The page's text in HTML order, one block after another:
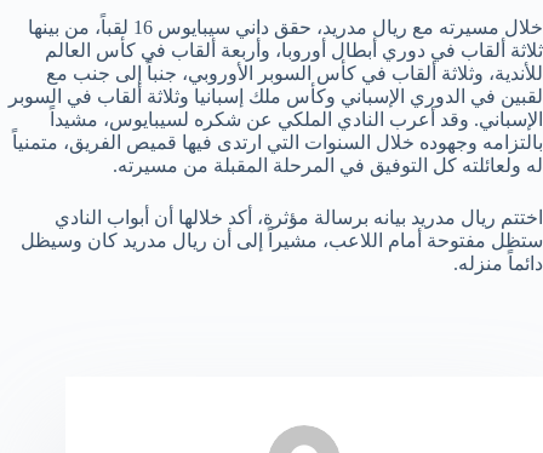
خلال مسيرته مع ريال مدريد، حقق داني سيبايوس 16 لقباً، من بينها
ثلاثة ألقاب في دوري أبطال أوروبا، وأربعة ألقاب في كأس العالم
للأندية، وثلاثة ألقاب في كأس السوبر الأوروبي، جنباً إلى جنب مع
لقبين في الدوري الإسباني وكأس ملك إسبانيا وثلاثة ألقاب في السوبر
الإسباني. وقد أعرب النادي الملكي عن شكره لسيبايوس، مشيداً
بالتزامه وجهوده خلال السنوات التي ارتدى فيها قميص الفريق، متمنياً
له ولعائلته كل التوفيق في المرحلة المقبلة من مسيرته.
اختتم ريال مدريد بيانه برسالة مؤثرة، أكد خلالها أن أبواب النادي
ستظل مفتوحة أمام اللاعب، مشيراً إلى أن ريال مدريد كان وسيظل
دائماً منزله.